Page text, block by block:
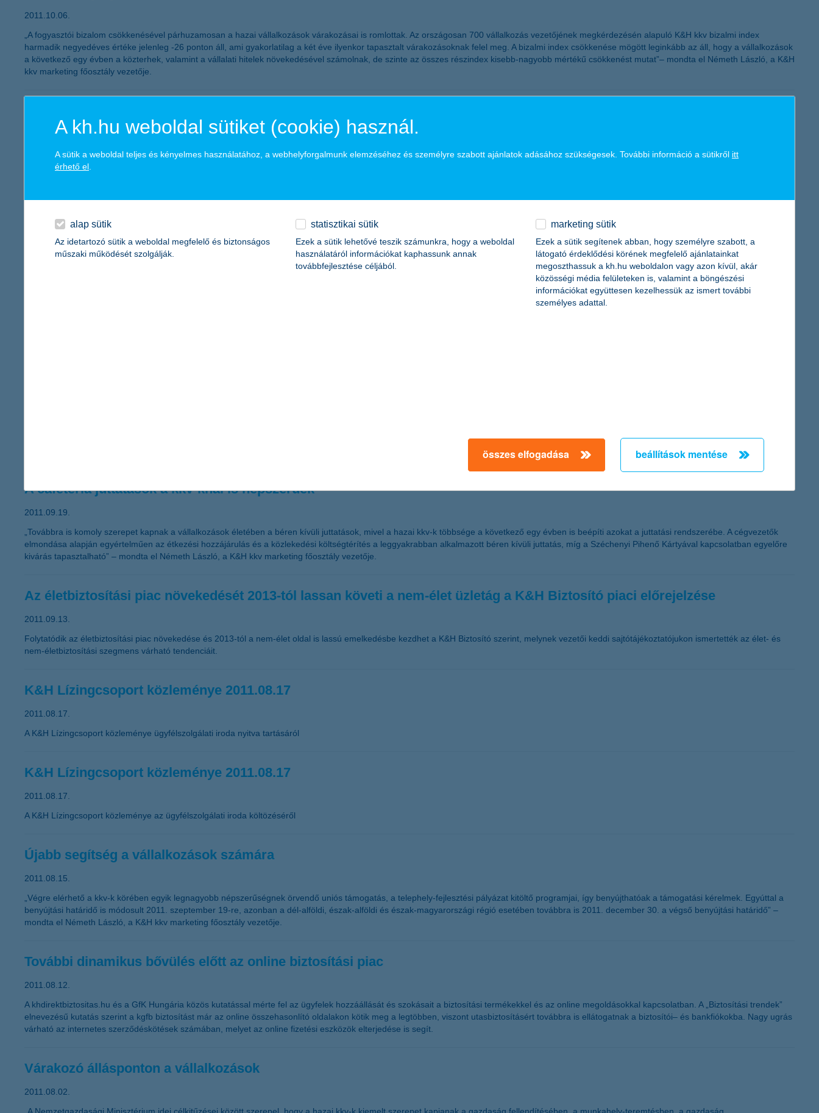
2011.10.06.
„A fogyasztói bizalom csökkenésével párhuzamosan a hazai vállalkozások várakozásai is romlottak. Az országosan 700 vállalkozás vezetőjének megkérdezésén alapuló K&H kkv bizalmi index
harmadik negyedéves értéke jelenleg -26 ponton áll, ami gyakorlatilag a két éve ilyenkor tapasztalt várakozásoknak felel meg. A bizalmi index csökkenése mögött leginkább az áll, hogy a vállalkozások
a következő egy évben a közterhek, valamint a vállalati hitelek növekedésével számolnak, de szinte az összes részindex kisebb-nagyobb mértékű csökkenést mutat”– mondta el Németh László, a K&H
kkv marketing főosztály vezetője.
2011.09.30.
2011. október 3-tól a K&H megkezdi a Széchenyi Pihenő (SZÉP) Kártyával kapcsolatban az ügyfél tájékoztatást. A kártya szerződések megkötésére november 15. után nyílik lehetőség.
korábbi eredményhez képest. A K&H Bankcsoport 8 milliárd forint új bankadót fizetett az első félévben. A hitelezési veszteségek magasak, de a várakozásoknak megfelelően alakultak. A nem-teljesítő
hitelek aránya 9,3%-ról 9,4%-ra nőtt egy negyedév alatt. A K&H Biztosító mind az élet üzletágban, mind a nem-élet üzletágban folytatni tudta növekedését a második negyedévben is.
A K&H Eszközfinanszírozó Pénzügyi Lízing Zártkörűen Működő Részvénytársaság közleménye a Társaság alaptőkéjének emeléséről
A cafeteria juttatások a kkv-knál is népszerűek
2011.09.19.
„Továbbra is komoly szerepet kapnak a vállalkozások életében a béren kívüli juttatások, mivel a hazai kkv-k többsége a következő egy évben is beépíti azokat a juttatási rendszerébe. A cégvezetők
elmondása alapján egyértelműen az étkezési hozzájárulás és a közlekedési költségtérítés a leggyakrabban alkalmazott béren kívüli juttatás, míg a Széchenyi Pihenő Kártyával kapcsolatban egyelőre
kivárás tapasztalható” – mondta el Németh László, a K&H kkv marketing főosztály vezetője.
Az életbiztosítási piac növekedését 2013-tól lassan követi a nem-élet üzletág a K&H Biztosító piaci előrejelzése
2011.09.13.
Folytatódik az életbiztosítási piac növekedése és 2013-tól a nem-élet oldal is lassú emelkedésbe kezdhet a K&H Biztosító szerint, melynek vezetői keddi sajtótájékoztatójukon ismertették az élet- és
nem-életbiztosítási szegmens várható tendenciáit.
K&H Lízingcsoport közleménye 2011.08.17
2011.08.17.
A K&H Lízingcsoport közleménye ügyfélszolgálati iroda nyitva tartásáról
K&H Lízingcsoport közleménye 2011.08.17
2011.08.17.
A K&H Lízingcsoport közleménye az ügyfélszolgálati iroda költözéséről
Újabb segítség a vállalkozások számára
2011.08.15.
„Végre elérhető a kkv-k körében egyik legnagyobb népszerűségnek örvendő uniós támogatás, a telephely-fejlesztési pályázat kitöltő programjai, így benyújthatóak a támogatási kérelmek. Egyúttal a
benyújtási határidő is módosult 2011. szeptember 19-re, azonban a dél-alföldi, észak-alföldi és észak-magyarországi régió esetében továbbra is 2011. december 30. a végső benyújtási határidő” –
mondta el Németh László, a K&H kkv marketing főosztály vezetője.
További dinamikus bővülés előtt az online biztosítási piac
2011.08.12.
A khdirektbiztositas.hu és a GfK Hungária közös kutatással mérte fel az ügyfelek hozzáállását és szokásait a biztosítási termékekkel és az online megoldásokkal kapcsolatban. A „Biztosítási trendek”
elnevezésű kutatás szerint a kgfb biztosítást már az online összehasonlító oldalakon kötik meg a legtöbben, viszont utasbiztosításért továbbra is ellátogatnak a biztosítói– és bankfiókokba. Nagy ugrás
várható az internetes szerződéskötések számában, melyet az online fizetési eszközök elterjedése is segít.
Várakozó állásponton a vállalkozások
2011.08.02.
A kh.hu weboldal sütiket (cookie) használ.
A sütik a weboldal teljes és kényelmes használatához, a webhelyforgalmunk elemzéséhez és személyre szabott ajánlatok adásához szükségesek. További információ a sütikről itt
érhető el
alap sütik
Az idetartozó sütik a weboldal megfelelő és biztonságos
műszaki működését szolgálják.
statisztikai sütik
Ezek a sütik lehetővé teszik számunkra, hogy a weboldal
használatáról információkat kaphassunk annak
továbbfejlesztése céljából.
marketing sütik
Ezek a sütik segítenek abban, hogy személyre szabott, a
látogató érdeklődési körének megfelelő ajánlatainkat
megoszthassuk a kh.hu weboldalon vagy azon kívül, akár
közösségi média felületeken is, valamint a böngészési
információkat együttesen kezelhessük az ismert további
személyes adattal.
összes elfogadása beállítások mentése